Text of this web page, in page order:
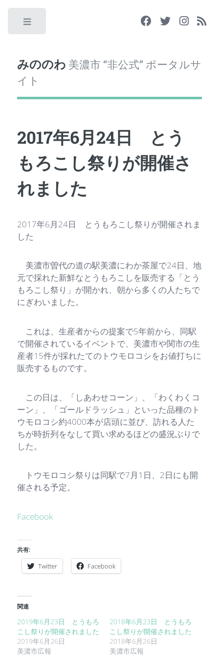
みののわ 美濃市 “非公式” ポータルサ
イト
2017年6月24日 とう
もろこし祭りが開催さ
れました
2017年6月24日 とうもろこし祭りが開催されま
した
美濃市曽代の道の駅美濃にわか茶屋で24日、地
元で採れた新鮮なとうもろこしを販売する「とう
もろこし祭り」が開かれ、朝から多くの人たちで
にぎわいました。
これは、生産者からの提案で5年前から、同駅
で開催されているイベントで、美濃市や関市の生
産者15件が採れたてのトウモロコシをお値打ちに
販売するものです。
この日は、「しあわせコーン」、「わくわくコ
ーン」、「ゴールドラッシュ」といった品種のト
ウモロコシ約4000本が店頭に並び、訪れる人た
ちが時折列をなして買い求めるほどの盛況ぶりで
した。
トウモロコシ祭りは同駅で7月1日、2日にも開
催される予定。
Facebook
共有:
Twitter Facebook
関連
2019年6月23日 とうもろ
こし祭りが開催されました
2019年6月26日
美濃市広報
2018年6月23日 とうもろ
こし祭りが開催されました
2018年6月26日
美濃市広報
Toggle